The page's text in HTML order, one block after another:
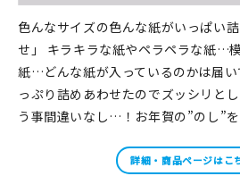
色んなサイズの色んな紙がいっぱい
せ」 キラキラな紙やペラペラな紙…
紙…どんな紙が入っているのかは届
っぷり詰めあわせたのでズッシリと
う事間違いなし…！お年賀の”のし”を
詳細・商品ページはこ